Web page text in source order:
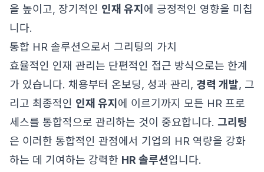
을 높이고, 장기적인 인재 유지 에 긍정적인 영향을 미칩
니다.
통합 HR 솔루션으로서 그리팅의 가치
효율적인 인재 관리는 단편적인 접근 방식으로는 한계
가 있습니다. 채용부터 온보딩, 성과 관리, 경력 개발, 그
리고 최종적인 인재 유지 에 이르기까지 모든 HR 프로
세스를 통합적으로 관리하는 것이 중요합니다. 그리팅
은 이러한 통합적인 관점에서 기업의 HR 역량을 강화
하는 데 기여하는 강력한 HR 솔루션입니다.